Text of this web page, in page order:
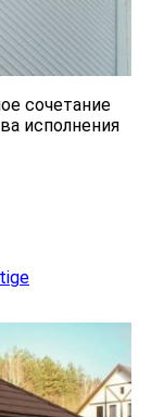
сочетание
исполнения